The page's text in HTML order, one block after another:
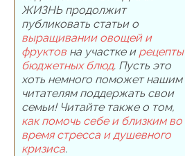
ЖИЗНЬ продолжит
публиковать статьи о
выращивании овощей и
фруктов на участке и рецепты
бюджетных блюд. Пусть это
хоть немного поможет нашим
читателям поддержать свои
семьи! Читайте также о том,
как помочь себе и близким во
время стресса и душевного
кризиса.